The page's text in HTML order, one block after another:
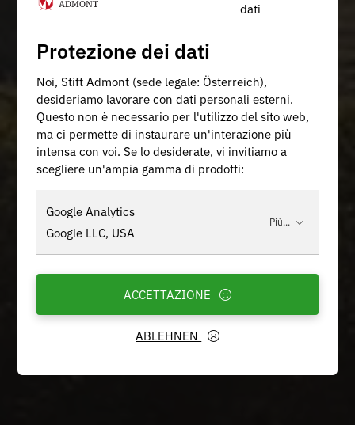
dati
Protezione dei dati
Noi, Stift Admont (sede legale: Österreich),
desideriamo lavorare con dati personali esterni.
Questo non è necessario per l'utilizzo del sito web,
ma ci permette di instaurare un'interazione più
intensa con voi. Se lo desiderate, vi invitiamo a
scegliere un'ampia gamma di prodotti:
Google Analytics
Google LLC, USA
Più...
ABLEHNEN
ACCETTAZIONE